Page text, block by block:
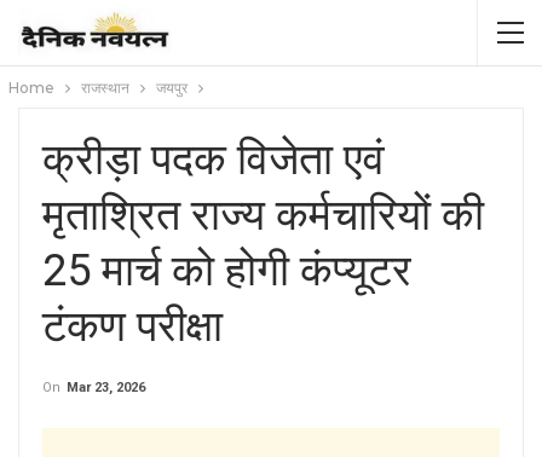
Home राजस्थान जयपुर
क्रीड़ा पदक विजेता एवं
मृताश्रित राज्य कर्मचारियों की
25 मार्च को होगी कंप्यूटर
टंकण परीक्षा
On Mar 23, 2026